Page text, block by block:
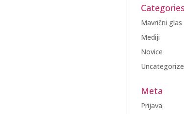
Categories
Mavrični glas
Mediji
Novice
Meta
Prijava